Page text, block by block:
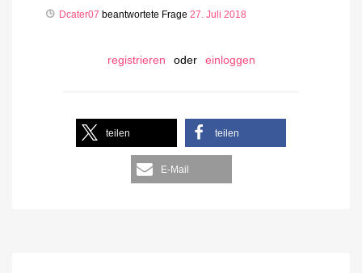
Dcater07 beantwortete Frage 27. Juli 2018
registrieren oder einloggen
teilen teilen
E-Mail